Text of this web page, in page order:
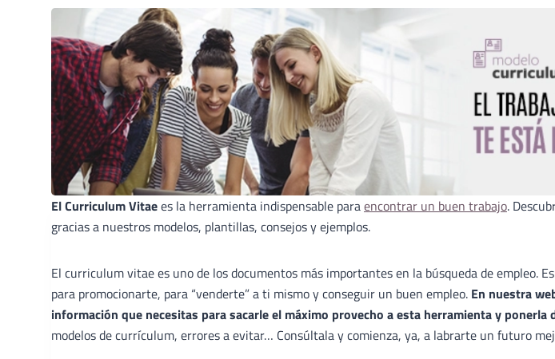
El Curriculum Vitaees la herramienta indispensable paraencontrar un buen trabajo.
gracias a nuestros modelos, plantillas, consejos y ejemplos.
El curriculum vitae es uno de los documentos más importantes en la búsqueda de empleo.
para promocionarte, para “venderte” a ti mismo y conseguir un buen empleo. En nuestra
información que necesitas para sacarle el máximo provecho a esta herramienta y ponerla
modelos de currículum, errores a evitar… Consúltala y comienza, ya, a labrarte un futuro